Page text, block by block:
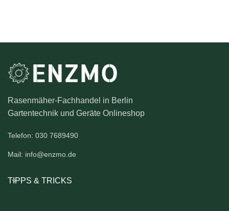
Rasenmäher-Fachhandel in Berlin
Gartentechnik und Geräte Onlineshop
Telefon: 030 7689490
Mail: info@enzmo.de
TIPPS & TRICKS